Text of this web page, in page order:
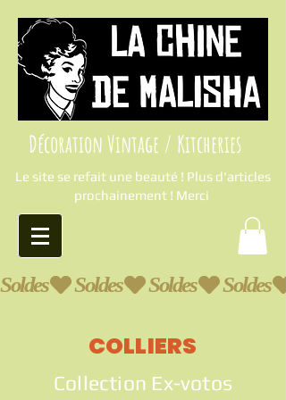
Décoration Vintage / Kitcheries
Le site se refait une beauté ! Plus d'articles
prochainement ! Merci
Soldes
COLLIERS
Collection Ex-votos